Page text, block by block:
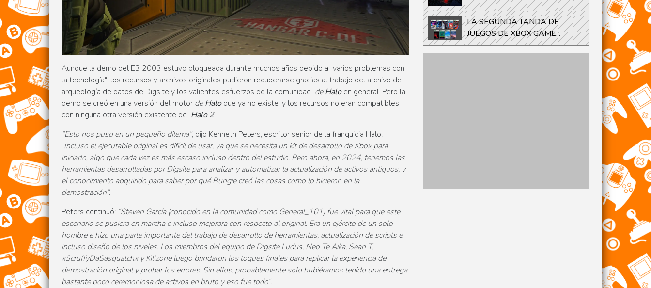
Aunque la demo del E3 2003 estuvo bloqueada durante muchos años debido a "varios problemas con
la tecnología", los recursos y archivos originales pudieron recuperarse gracias al trabajo del archivo de
arqueología de datos de Digsite y los valientes esfuerzos de la comunidad deHalo en general. Pero la
demo se creó en una versión del motor deHalo que ya no existe, y los recursos no eran compatibles
con ninguna otra versión existente de Halo 2 .
“Esto nos puso en un pequeño dilema”, dijo Kenneth Peters, escritor senior de la franquicia Halo.
“Incluso el ejecutable original es difícil de usar, ya que se necesita un kit de desarrollo de Xbox para
iniciarlo, algo que cada vez es más escaso incluso dentro del estudio. Pero ahora, en 2024, tenemos las
herramientas desarrolladas por Digsite para analizar y automatizar la actualización de activos antiguos, y
el conocimiento adquirido para saber por qué Bungie creó las cosas como lo hicieron en la
demostración”.
Peters continuó: “Steven García (conocido en la comunidad como General_101) fue vital para que este
escenario se pusiera en marcha e incluso mejorara con respecto al original. Era un ejército de un solo
hombre e hizo una parte importante del trabajo de desarrollo de herramientas, actualización de scripts e
incluso diseño de los niveles. Los miembros del equipo de Digsite Ludus, Neo Te Aika, Sean T,
xScruffyDaSasquatchx y Killzone luego brindaron los toques finales para replicar la experiencia de
demostración original y probar los errores. Sin ellos, probablemente solo hubiéramos tenido una entrega
bastante poco ceremoniosa de activos en bruto y eso fue todo”.
LA SEGUNDA TANDA DE
JUEGOS DE XBOX GAME...